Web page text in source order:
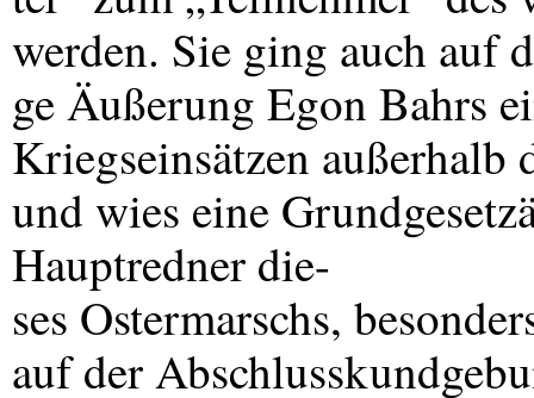
werden. Sie ging auch auf
ge Äußerung Egon Bahrs
Kriegseinsätzen außerhalb
und wies eine
Hauptredner die-
ses Ostermarschs,
auf der